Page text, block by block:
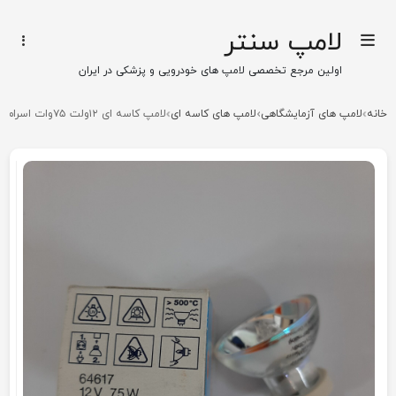
لامپ سنتر
اولین مرجع تخصصی لامپ های خودرویی و پزشکی در ایران
خانه لامپ های آزمایشگاهی لامپ های کاسه ای لامپ کاسه ای ۱۲ولت ۷۵وات اسرام با کد ۶۴۶۱۷